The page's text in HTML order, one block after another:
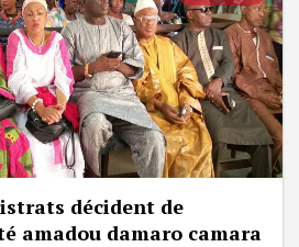
décident de
amadou damaro camara